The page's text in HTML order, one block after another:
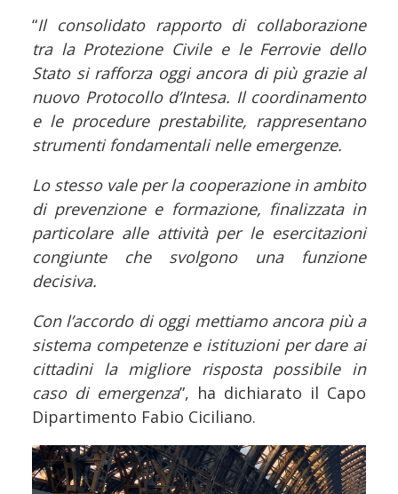
“Il consolidato rapporto di collaborazione
tra la Protezione Civile e le Ferrovie dello
Stato si rafforza oggi ancora di più grazie al
nuovo Protocollo d’Intesa. Il coordinamento
e le procedure prestabilite, rappresentano
strumenti fondamentali nelle emergenze.
Lo stesso vale per la cooperazione in ambito
di prevenzione e formazione, finalizzata in
particolare alle attività per le esercitazioni
congiunte che svolgono una funzione
decisiva.
Con l’accordo di oggi mettiamo ancora più a
sistema competenze e istituzioni per dare ai
cittadini la migliore risposta possibile in
caso di emergenza”, ha dichiarato il Capo
Dipartimento Fabio Ciciliano.